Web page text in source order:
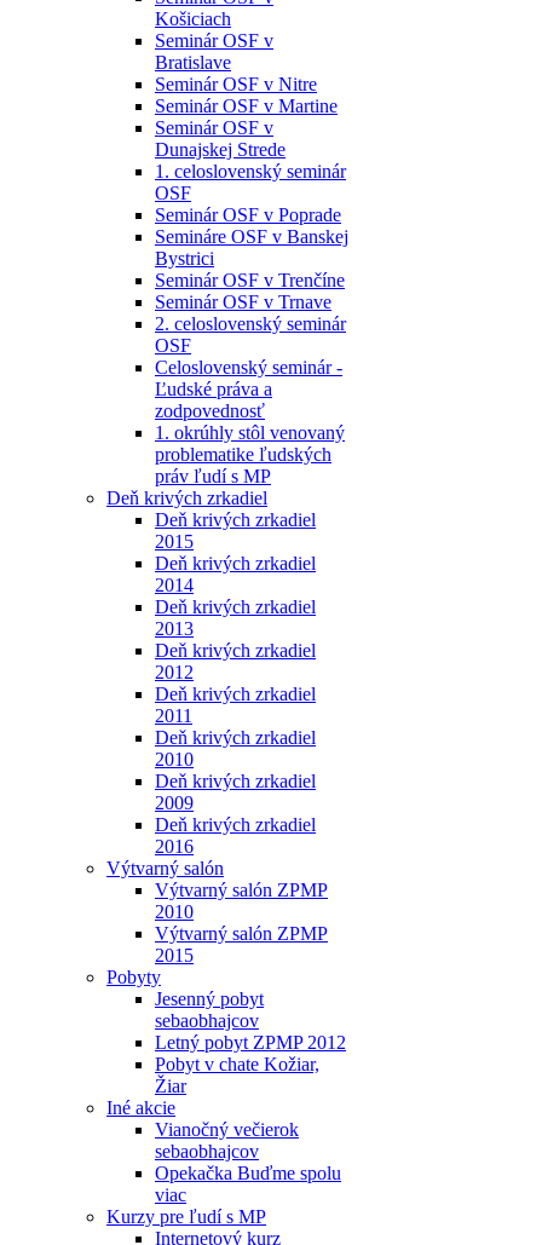
Košiciach
Seminár OSF v
Bratislave
Seminár OSF v Nitre
Seminár OSF v Martine
Seminár OSF v
Dunajskej Strede
1. celoslovenský seminár
OSF
Seminár OSF v Poprade
Semináre OSF v Banskej
Bystrici
Seminár OSF v Trenčíne
Seminár OSF v Trnave
2. celoslovenský seminár
OSF
Celoslovenský seminár -
Ľudské práva a
zodpovednosť
1. okrúhly stôl venovaný
problematike ľudských
práv ľudí s MP
Deň krivých zrkadiel
Deň krivých zrkadiel
2015
Deň krivých zrkadiel
2014
Deň krivých zrkadiel
2013
Deň krivých zrkadiel
2012
Deň krivých zrkadiel
2011
Deň krivých zrkadiel
2010
Deň krivých zrkadiel
2009
Deň krivých zrkadiel
2016
Výtvarný salón
Výtvarný salón ZPMP
2010
Výtvarný salón ZPMP
2015
Pobyty
Jesenný pobyt
sebaobhajcov
Letný pobyt ZPMP 2012
Pobyt v chate Kožiar,
Žiar
Iné akcie
Vianočný večierok
sebaobhajcov
Opekačka Buďme spolu
viac
Kurzy pre ľudí s MP
Internetový kurz